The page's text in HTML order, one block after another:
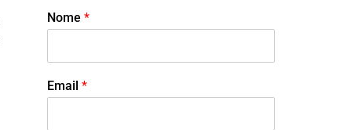
Nome *
Email *